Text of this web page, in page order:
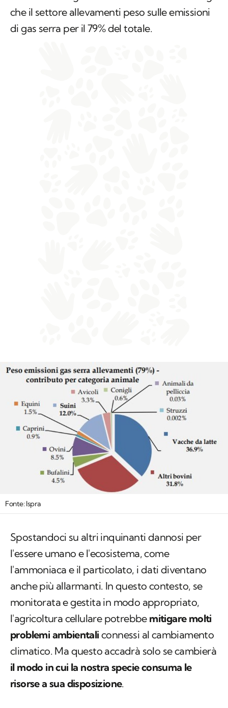
che il settore allevamenti peso sulle emissioni
di gas serra per il 79% del totale.
Fonte: Ispra
Spostandoci su altri inquinanti dannosi per
l'essere umano e l'ecosistema, come
l'ammoniaca e il particolato, i dati diventano
anche più allarmanti. In questo contesto, se
monitorata e gestita in modo appropriato,
l'agricoltura cellulare potrebbe mitigare molti
problemi ambientali connessi al cambiamento
climatico. Ma questo accadrà solo se cambierà
il modo in cui la nostra specie consuma le
risorse a sua disposizione.